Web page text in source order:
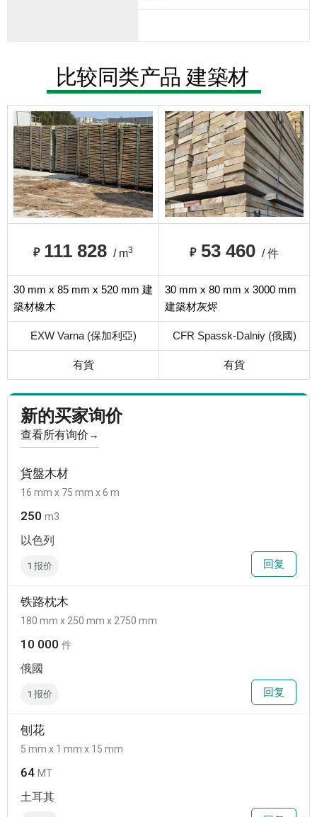
比较同类产品 建築材
₽ 111 828 / m3 ₽ 53 460 / 件
30 mm x 85 mm x 520 mm 建
築材橡木
30 mm x 80 mm x 3000 mm
建築材灰烬
EXW Varna (保加利亞) CFR Spassk-Dalniy (俄國)
有貨 有貨
新的买家询价
查看所有询价 →
貨盤木材
16 mm x 75 mm x 6 m
250 m3
以色列
1 报价 回复
铁路枕木
180 mm x 250 mm x 2750 mm
10 000 件
俄國
1 报价 回复
刨花
5 mm x 1 mm x 15 mm
64 MT
土耳其